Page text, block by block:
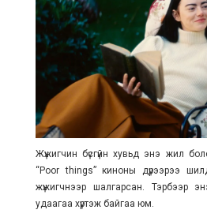
Жүжигчин бүсгүйн хувьд энэ жил
“Poor things” киноны дүрээрээ
жүжигчнээр шалгарсан. Тэрбээр
удаагаа хүртэж байгаа юм.